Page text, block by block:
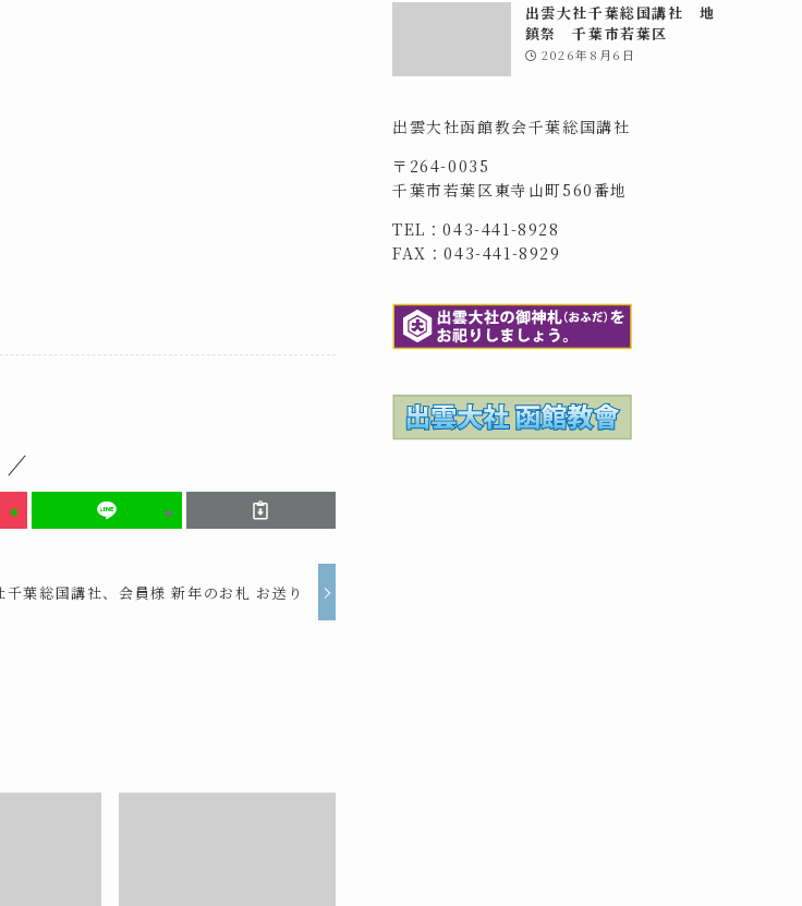
千葉総国講社、会員様 新年のお札 お送り
出雲大社千葉総国講社 地
鎮祭 千葉市若葉区
2026年8月6日
出雲大社函館教会千葉総国講社
〒264-0035
千葉市若葉区東寺山町560番地
TEL：043-441-8928
FAX：043-441-8929